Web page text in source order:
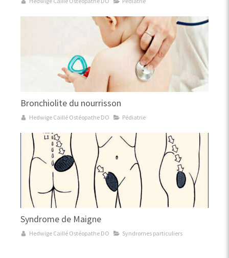
Bronchiolite du nourrisson
Hedwige Caillé Ostéopathe DO Pédiatrie
Syndrome de Maigne
Hedwige Caillé Ostéopathe DO Syndromes particuliers